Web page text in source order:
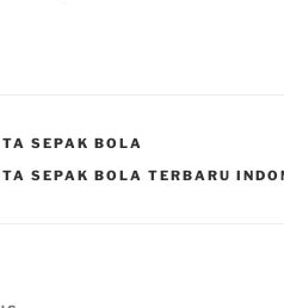
SEPAK BOLA
SEPAK BOLA TERBARU